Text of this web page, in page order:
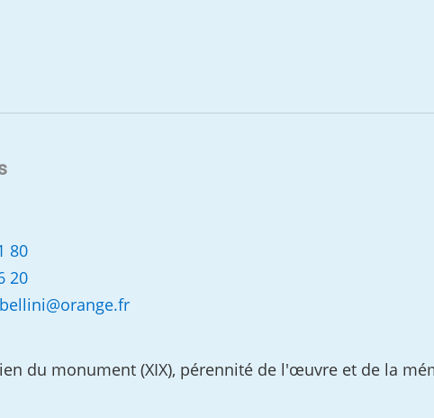
80
20
@orange.fr
du monument (XIX), pérennité de l'œuvre et de la